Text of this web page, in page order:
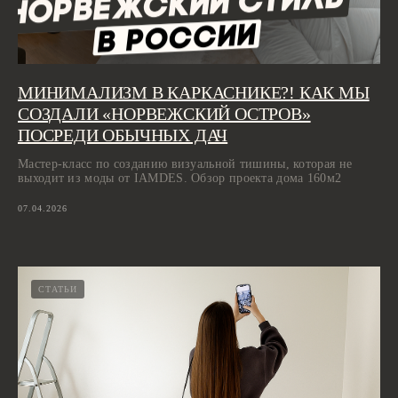
МИНИМАЛИЗМ В КАРКАСНИКЕ?! КАК МЫ
СОЗДАЛИ «НОРВЕЖСКИЙ ОСТРОВ»
ПОСРЕДИ ОБЫЧНЫХ ДАЧ
Мастер-класс по созданию визуальной тишины, которая не
выходит из моды от IAMDES. Обзор проекта дома 160м2
07.04.2026
СТАТЬИ